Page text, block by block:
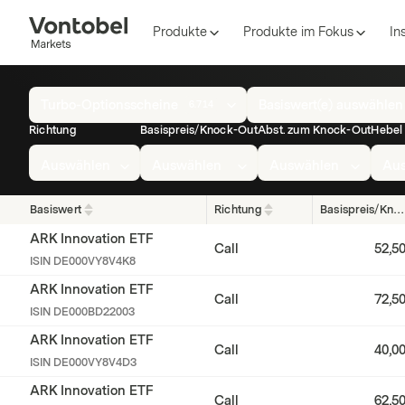
Produkte Produkte im Fokus
Overview
of
all
Optionsscheine
Richtung Basispreis/Knock-OutAbst. zum Knock-OutHebel
Basiswert Richtung Basispreis/Knock-Out
ARK Innovation ETF
ISIN DE000VY8V4K8
Call 52,50
ARK Innovation ETF
ISIN DE000BD22003
Call 72,50
ARK Innovation ETF
ISIN DE000VY8V4D3
Call 40,00
ARK Innovation ETF
Call 62,50